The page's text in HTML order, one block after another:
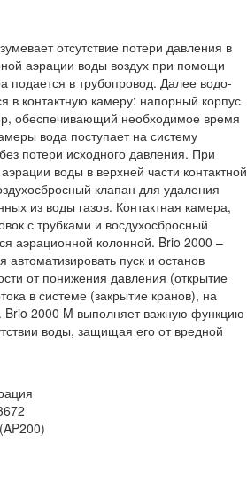
отсутствие потери давления в
аэрации воды воздух при помощи
подается в трубопровод. Далее водо-
в контактную камеру: напорный корпус
обеспечивающий необходимое время
вода поступает на систему
потери исходного давления. При
воды в верхней части контактной
клапан для удаления
из воды газов. Контактная камера,
с трубками и восдухосбросный
аэрационной колонной. Brio 2000 –
пуск и останов
от понижения давления (открытие
в системе (закрытие кранов), на
Brio 2000 M выполняет важную функцию
воды, защищая его от вредной